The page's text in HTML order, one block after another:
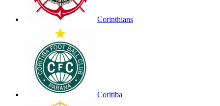
Corinthians
Coritiba